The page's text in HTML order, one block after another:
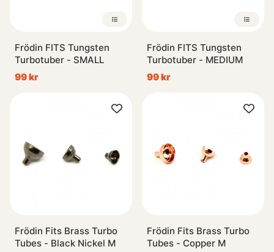
Frödin FITS Tungsten
Turbotuber - SMALL
99 kr
Frödin FITS Tungsten
Turbotuber - MEDIUM
99 kr
Frödin Fits Brass Turbo
Tubes - Black Nickel M
Frödin Fits Brass Turbo
Tubes - Copper M